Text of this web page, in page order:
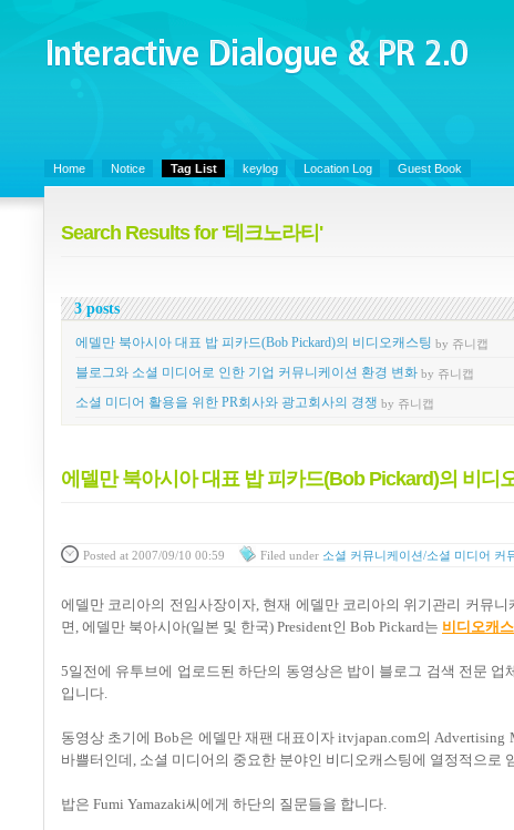
Interactive Dialogue &
PR 2.0
Home Notice Tag List keylog Location Log Guest Book
Search Results for '테크노라티'
3 posts
에델만 북아시아 대표 밥 피카드(Bob Pickard)의 비디오캐스팅 by 쥬니캡
블로그와 소셜 미디어로 인한 기업 커뮤니케이션 환경 변화 by 쥬니캡
소셜 미디어 활용을 위한 PR회사와 광고회사의 경쟁 by 쥬니캡
에델만 북아시아 대표 밥 피카드(Bob Pickard)의 비디
Posted at 2007/09/10 00:59 Filed under 소셜 커뮤니케이션/소셜 미디어 커
에델만 코리아의 전임사장이자, 현재 에델만 코리아의 위기관리 커뮤
면, 에델만 북아시아(일본 및 한국) President인 Bob Pickard는 비디오캐스
5일전에 유투브에 업로드된 하단의 동영상은 밥이 블로그 검색 전문
입니다.
동영상 초기에 Bob은 에델만 재팬 대표이자 itvjapan.com의
바쁠터인데, 소셜 미디어의 중요한 분야인 비디오캐스팅에 열정적으로
밥은 Fumi Yamazaki씨에게 하단의 질문들을 합니다.